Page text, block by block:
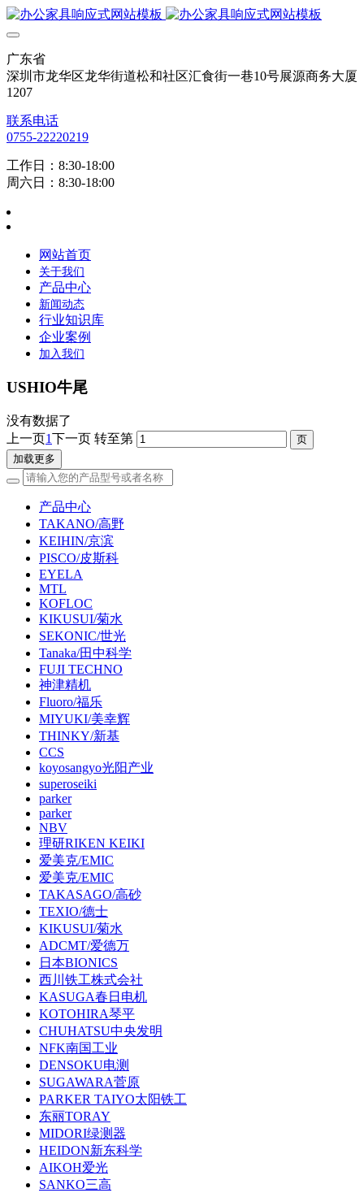
广东省
深圳市龙华区龙华街道松和社区汇食街一巷10号展源商务大厦
1207
联系电话
0755-22220219
工作日：8:30-18:00
周六日：8:30-18:00
网站首页
关于我们
产品中心
新闻动态
行业知识库
企业案例
加入我们
USHIO牛尾
没有数据了
上一页1下一页 转至第
加载更多
产品中心
TAKANO/高野
KEIHIN/京滨
PISCO/皮斯科
EYELA
MTL
KOFLOC
KIKUSUI/菊水
SEKONIC/世光
Tanaka/田中科学
FUJI TECHNO
神津精机
Fluoro/福乐
MIYUKI/美幸辉
THINKY/新基
CCS
koyosangyo光阳产业
superoseiki
parker
parker
NBV
理研RIKEN KEIKI
爱美克/EMIC
爱美克/EMIC
TAKASAGO/高砂
TEXIO/德士
KIKUSUI/菊水
ADCMT/爱德万
日本BIONICS
西川铁工株式会社
KASUGA春日电机
KOTOHIRA琴平
CHUHATSU中央发明
NFK南国工业
DENSOKU电测
SUGAWARA菅原
PARKER TAIYO太阳铁工
东丽TORAY
MIDORI绿测器
HEIDON新东科学
AIKOH爱光
SANKO三高